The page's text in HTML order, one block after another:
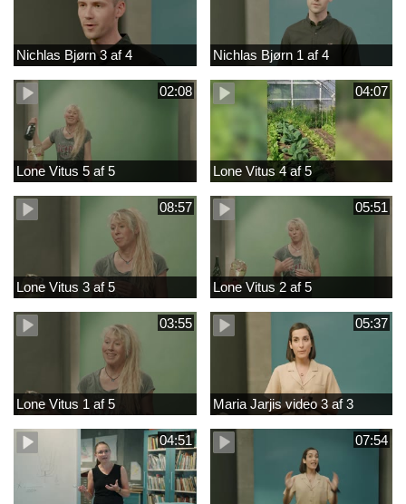
Nichlas Bjørn 3 af 4 Nichlas Bjørn 1 af 4
02:08
Lone Vitus 5 af 5
04:07
Lone Vitus 4 af 5
08:57
Lone Vitus 3 af 5
05:51
Lone Vitus 2 af 5
03:55
Lone Vitus 1 af 5
05:37
Maria Jarjis video 3 af 3
04:51 07:54